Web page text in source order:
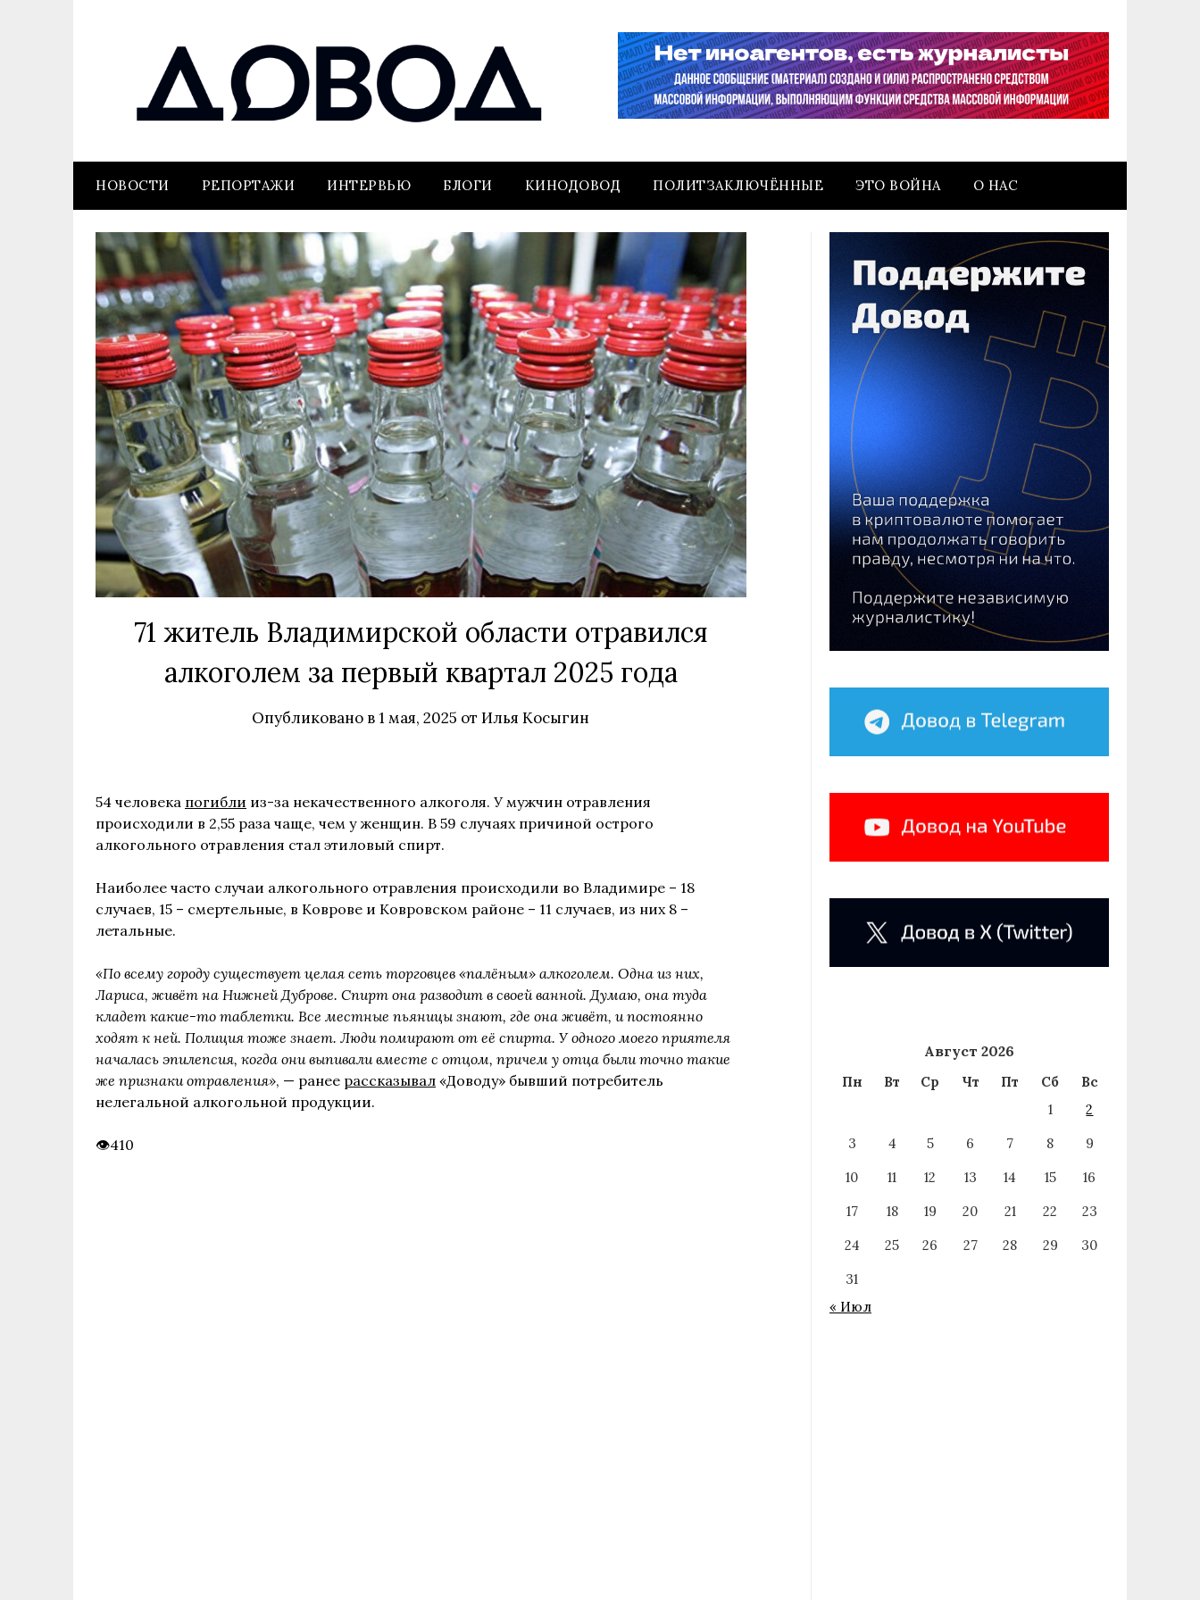
НОВОСТИ РЕПОРТАЖИ ИНТЕРВЬЮ БЛОГИ КИНОДОВОД ПОЛИТЗАКЛЮЧЁННЫЕ ЭТО ВОЙНА О НАС
71 житель Владимирской области отравился
алкоголем за первый квартал 2025 года
Опубликовано в1 мая, 2025 отИлья Косыгин
54 человека погибли из-за некачественного алкоголя. У мужчин отравления
происходили в 2,55 раза чаще, чем у женщин. В 59 случаях причиной острого
алкогольного отравления стал этиловый спирт.
Наиболее часто случаи алкогольного отравления происходили во Владимире – 18
случаев, 15 – смертельные, в Коврове и Ковровском районе – 11 случаев, из них 8 –
летальные.
«По всему городу существует целая сеть торговцев «палёным» алкоголем. Одна из них,
Лариса, живёт на Нижней Дуброве. Спирт она разводит в своей ванной. Думаю, она туда
кладет какие-то таблетки. Все местные пьяницы знают, где она живёт, и постоянно
ходят к ней. Полиция тоже знает. Люди помирают от её спирта. У одного моего приятеля
началась эпилепсия, когда они выпивали вместе с отцом, причем у отца были точно такие
же признаки отравления», — ранее рассказывал «Доводу» бывший потребитель
нелегальной алкогольной продукции.
410
Август 2026
Пн Вт Ср Чт Пт Сб
Вс
1
2
3
4 5 6 7 8
9
10
11 12 13 14 15
16
17
18 19 20 21 22
23
24
25 26 27 28 29
30
31
« Июл